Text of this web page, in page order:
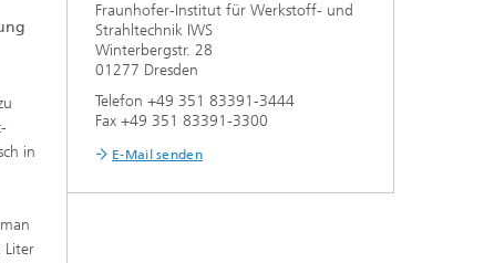
Prozessauslegung und -analyse
in
Liter
Fraunhofer-Institut für Werkstoff- und
Strahltechnik IWS
Winterbergstr. 28
01277 Dresden
Telefon +49 351 83391-3444
Fax +49 351 83391-3300
E-Mail senden